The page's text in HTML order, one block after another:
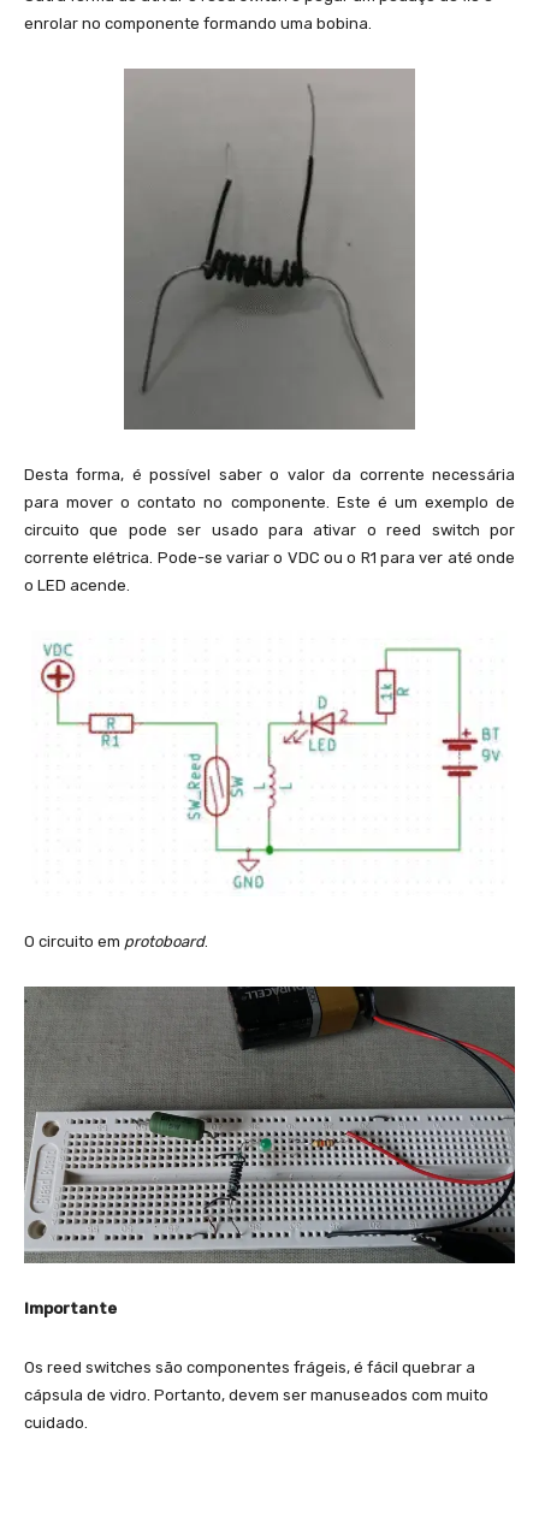
enrolar no componente formando uma bobina.
Desta forma, é possível saber o valor da corrente necessária
para mover o contato no componente. Este é um exemplo de
circuito que pode ser usado para ativar o reed switch por
corrente elétrica. Pode-se variar o VDC ou o R1 para ver até onde
o LED acende.
O circuito em protoboard.
Importante
Os reed switches são componentes frágeis, é fácil quebrar a
cápsula de vidro. Portanto, devem ser manuseados com muito
cuidado.